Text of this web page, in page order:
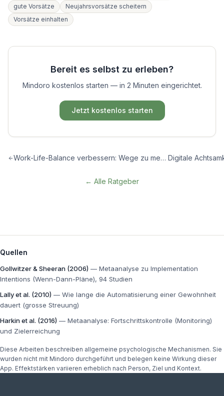
gute Vorsätze
Neujahrsvorsätze scheitern
Vorsätze einhalten
Bereit es selbst zu erleben?
Mindoro kostenlos starten — in 2 Minuten eingerichtet.
Jetzt kostenlos starten
Work-Life-Balance verbessern: Wege zu mehr Gleichgewicht
← Alle Ratgeber
Quellen
Gollwitzer & Sheeran (2006) — Metaanalyse zu Implementation
Intentions (Wenn-Dann-Pläne), 94 Studien
Lally et al. (2010) — Wie lange die Automatisierung einer Gewohnheit
dauert (grosse Streuung)
Harkin et al. (2016) — Metaanalyse: Fortschrittskontrolle (Monitoring)
und Zielerreichung
Diese Arbeiten beschreiben allgemeine psychologische Mechanismen. Sie
wurden nicht mit Mindoro durchgeführt und belegen keine Wirkung dieser
App. Effektstärken variieren erheblich nach Person, Ziel und Kontext.